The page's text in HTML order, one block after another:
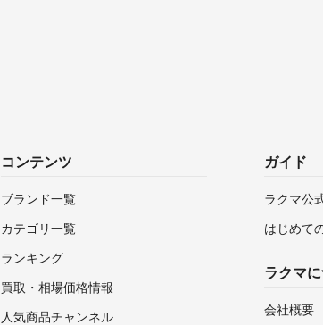
コンテンツ
ブランド一覧
カテゴリ一覧
ランキング
買取・相場価格情報
人気商品チャンネル
ガイド
ラクマ公
はじめて
ラクマ
会社概要